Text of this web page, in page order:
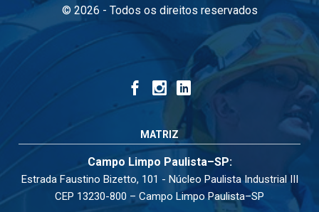
© 2026 - Todos os direitos reservados
MATRIZ
Campo Limpo Paulista–SP:
Estrada Faustino Bizetto, 101 - Núcleo Paulista Industrial III
CEP 13230-800 – Campo Limpo Paulista–SP